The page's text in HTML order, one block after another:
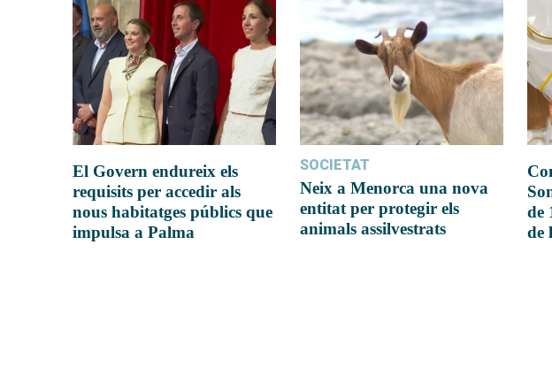
El Govern endureix els
requisits per accedir als
nous habitatges públics que
impulsa a Palma
SOCIETAT
Neix a Menorca una nova
entitat per protegir els
animals assilvestrats
de
de